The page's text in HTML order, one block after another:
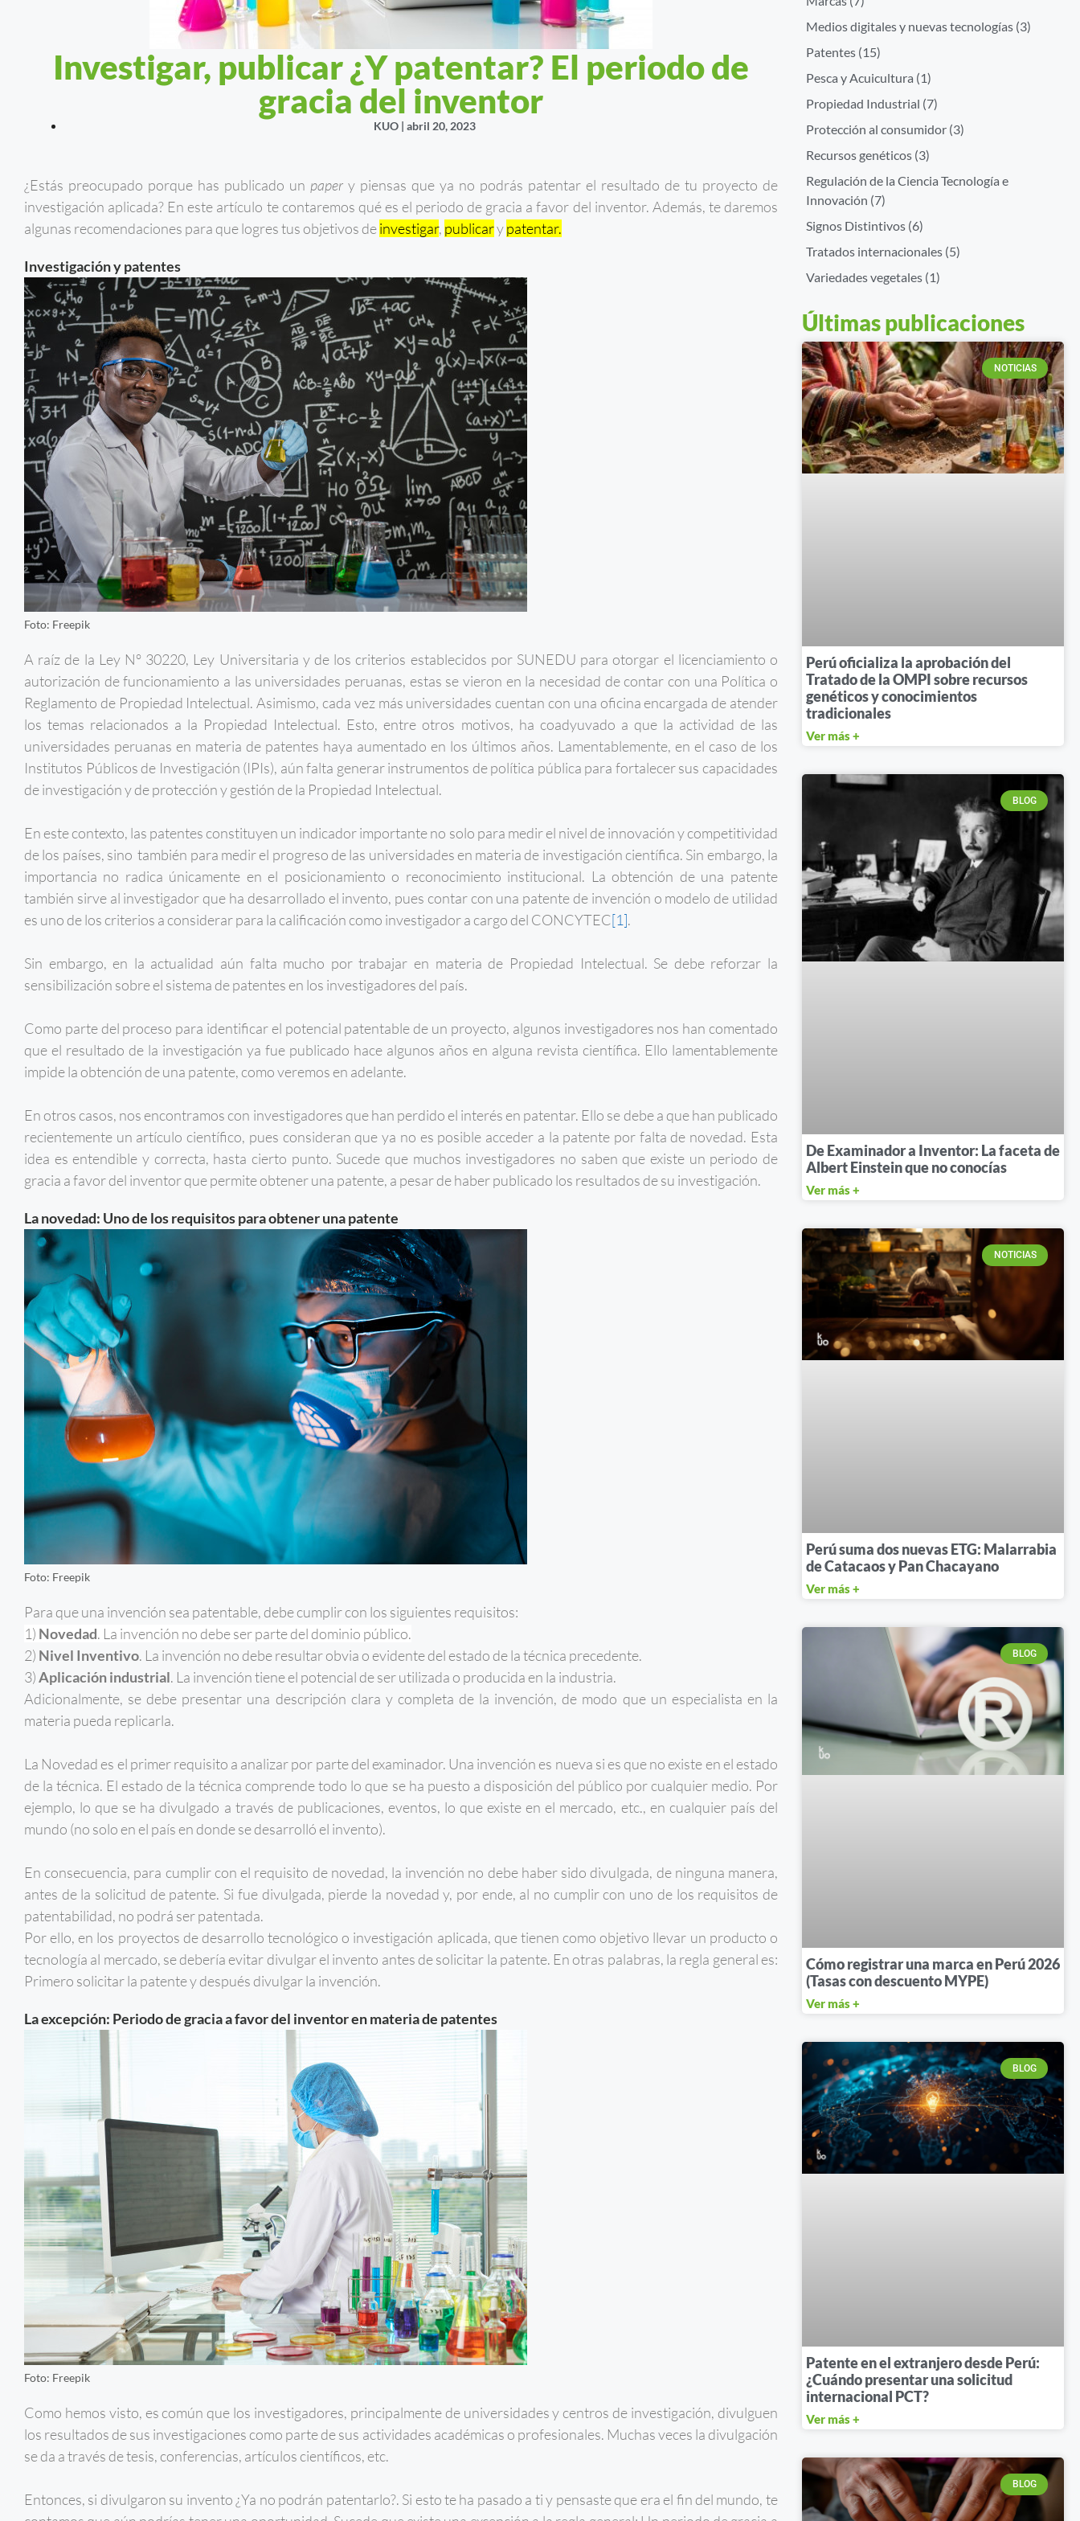
Investigar, publicar ¿Y patentar? El periodo de
gracia del inventor
KUO | abril 20, 2023
¿Estás preocupado porque has publicado un papery piensas que ya no podrás patentar el resultado de tu proyecto de
investigación aplicada? En este artículo te contaremos qué es el periodo de gracia a favor del inventor. Además, te daremos
algunas recomendaciones para que logres tus objetivos deinvestigar, publicarypatentar.
Investigación y patentes
Foto: Freepik
A raíz de la Ley N° 30220, Ley Universitaria y de los criterios establecidos por SUNEDU para otorgar el licenciamiento o
autorización de funcionamiento a las universidades peruanas, estas se vieron en la necesidad de contar con una Política o
Reglamento de Propiedad Intelectual. Asimismo, cada vez más universidades cuentan con una oficina encargada de atender
los temas relacionados a la Propiedad Intelectual. Esto, entre otros motivos, ha coadyuvado a que la actividad de las
universidades peruanas en materia de patentes haya aumentado en los últimos años. Lamentablemente, en el caso de los
Institutos Públicos de Investigación (IPIs), aún falta generar instrumentos de política pública para fortalecer sus capacidades
de investigación y de protección y gestión de la Propiedad Intelectual.
En este contexto, las patentes constituyen un indicador importante no solo para medir el nivel de innovación y competitividad
de los países, sino también para medir el progreso de las universidades en materia de investigación científica. Sin embargo, la
importancia no radica únicamente en el posicionamiento o reconocimiento institucional. La obtención de una patente
también sirve al investigador que ha desarrollado el invento, pues contar con una patente de invención o modelo de utilidad
es uno de los criterios a considerar para la calificación como investigador a cargo del CONCYTEC[1].
Sin embargo, en la actualidad aún falta mucho por trabajar en materia de Propiedad Intelectual. Se debe reforzar la
sensibilización sobre el sistema de patentes en los investigadores del país.
Como parte del proceso para identificar el potencial patentable de un proyecto, algunos investigadores nos han comentado
que el resultado de la investigación ya fue publicado hace algunos años en alguna revista científica. Ello lamentablemente
impide la obtención de una patente, como veremos en adelante.
En otros casos, nos encontramos con investigadores que han perdido el interés en patentar. Ello se debe a que han publicado
recientemente un artículo científico, pues consideran que ya no es posible acceder a la patente por falta de novedad. Esta
idea es entendible y correcta, hasta cierto punto. Sucede que muchos investigadores no saben que existe un periodo de
gracia a favor del inventor que permite obtener una patente, a pesar de haber publicado los resultados de su investigación.
La novedad: Uno de los requisitos para obtener una patente
Foto: Freepik
Para que una invención sea patentable, debe cumplir con los siguientes requisitos:
1) Novedad. La invención no debe ser parte del dominio público.
2) Nivel Inventivo. La invención no debe resultar obvia o evidente del estado de la técnica precedente.
3)Aplicación industrial. La invención tiene el potencial de ser utilizada o producida en la industria.
Adicionalmente, se debe presentar una descripción clara y completa de la invención, de modo que un especialista en la
materia pueda replicarla.
La Novedad es el primer requisito a analizar por parte del examinador. Una invención es nueva si es que no existe en el estado
de la técnica. El estado de la técnica comprende todo lo que se ha puesto a disposición del público por cualquier medio. Por
ejemplo, lo que se ha divulgado a través de publicaciones, eventos, lo que existe en el mercado, etc., en cualquier país del
mundo (no solo en el país en donde se desarrolló el invento).
En consecuencia, para cumplir con el requisito de novedad, la invención no debe haber sido divulgada, de ninguna manera,
antes de la solicitud de patente. Si fue divulgada, pierde la novedad y, por ende, al no cumplir con uno de los requisitos de
patentabilidad, no podrá ser patentada.
Por ello, en los proyectos de desarrollo tecnológico o investigación aplicada, que tienen como objetivo llevar un producto o
tecnología al mercado, se debería evitar divulgar el invento antes de solicitar la patente. En otras palabras, la regla general es:
Primero solicitar la patente y después divulgar la invención.
La excepción: Periodo de gracia a favor del inventor en materia de patentes
Foto: Freepik
Como hemos visto, es común que los investigadores, principalmente de universidades y centros de investigación, divulguen
los resultados de sus investigaciones como parte de sus actividades académicas o profesionales. Muchas veces la divulgación
se da a través de tesis, conferencias, artículos científicos, etc.
Entonces, si divulgaron su invento ¿Ya no podrán patentarlo?. Si esto te ha pasado a ti y pensaste que era el fin del mundo, te
Medios digitales y nuevas tecnologías(3)
Patentes(15)
Pesca y Acuicultura (1)
Propiedad Industrial (7)
Protección al consumidor(3)
Recursos genéticos(3)
Regulación de la Ciencia Tecnología e
Innovación (7)
Signos Distintivos(6)
Tratados internacionales(5)
Variedades vegetales(1)
Últimas publicaciones
NOTICIAS
Perú oficializa la aprobación del
Tratado de la OMPI sobre recursos
genéticos y conocimientos
tradicionales
Ver más +
BLOG
De Examinador a Inventor: La faceta de
Albert Einstein que no conocías
Ver más +
NOTICIAS
Perú suma dos nuevas ETG: Malarrabia
de Catacaos y Pan Chacayano
Ver más +
BLOG
Cómo registrar una marca en Perú 2026
(Tasas con descuento MYPE)
Ver más +
BLOG
Patente en el extranjero desde Perú:
¿Cuándo presentar una solicitud
internacional PCT?
Ver más +
BLOG